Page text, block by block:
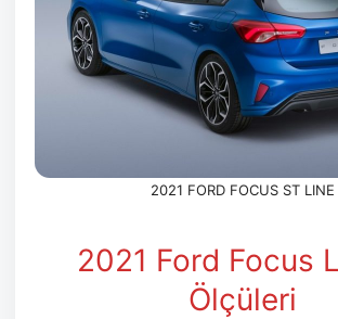
2021 FORD FOCUS ST LINE
2021 Ford Focus
Ölçüleri